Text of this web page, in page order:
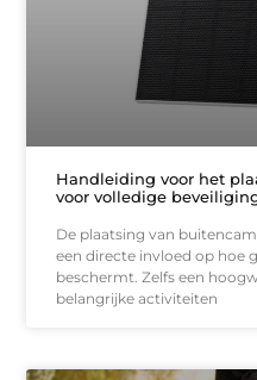
Handleiding voor het
voor volledige
De plaatsing van
een directe invloed op hoe
beschermt. Zelfs een
belangrijke activiteiten